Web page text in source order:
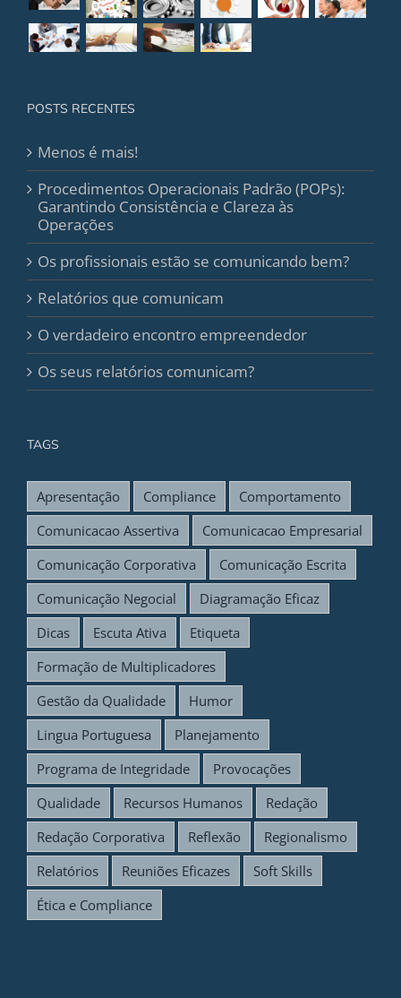
POSTS RECENTES
Menos é mais!
Procedimentos Operacionais Padrão (POPs):
Garantindo Consistência e Clareza às
Operações
Os profissionais estão se comunicando bem?
Relatórios que comunicam
O verdadeiro encontro empreendedor
Os seus relatórios comunicam?
TAGS
Apresentação Compliance
Comportamento
Comunicacao Assertiva
Comunicacao Empresarial
Comunicação Corporativa
Comunicação Escrita
Comunicação Negocial
Diagramação Eficaz
Dicas
Escuta Ativa
Etiqueta
Formação de Multiplicadores
Gestão da Qualidade
Humor
Lingua Portuguesa
Planejamento
Programa de Integridade
Provocações
Qualidade
Recursos Humanos
Redação
Redação Corporativa
Reflexão
Regionalismo
Relatórios
Reuniões Eficazes
Soft Skills
Ética e Compliance